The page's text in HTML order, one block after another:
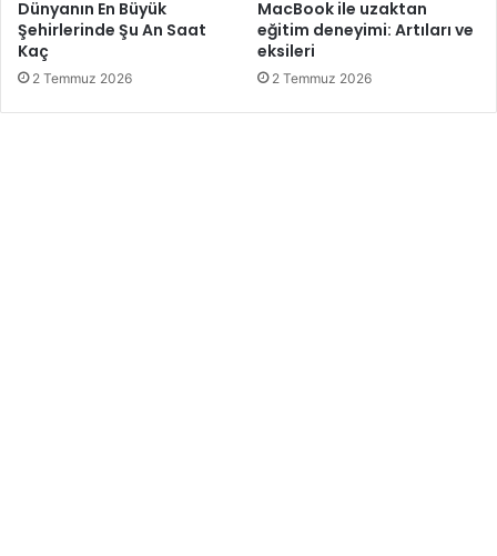
Dünyanın En Büyük
Şehirlerinde Şu An Saat
Kaç
2 Temmuz 2026
MacBook ile uzaktan
eğitim deneyimi: Artıları ve
eksileri
2 Temmuz 2026